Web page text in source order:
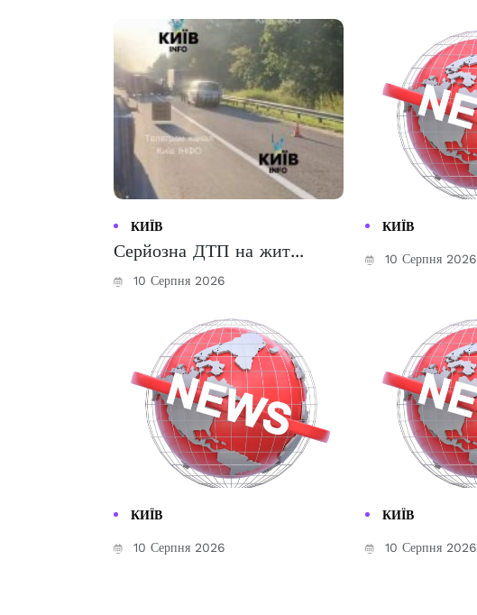
КИЇВ
Серйозна ДТП на жит...
10 Серпня 2026
КИЇВ
10 Серпня 2026
КИЇВ
10 Серпня 2026
КИЇВ
10 Серпня 2026